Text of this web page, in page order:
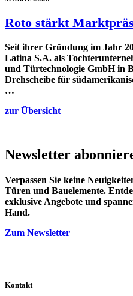
Roto stärkt
Seit ihrer Gründung im Jahr
Latina S.A. als
und Türtechnologie GmbH in
Drehscheibe für
…
zur Übersicht
Newsletter
Verpassen Sie keine
Türen und Bauelemente.
exklusive Angebote und
Hand.
Zum Newsletter
Kontakt